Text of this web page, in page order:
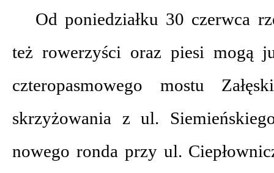
Od poniedziałku 30 czerwca
też rowerzyści oraz piesi mogą
czteropasmowego mostu
skrzyżowania z ul.
nowego ronda przy ul.